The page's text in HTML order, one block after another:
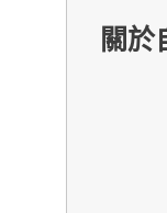
關於